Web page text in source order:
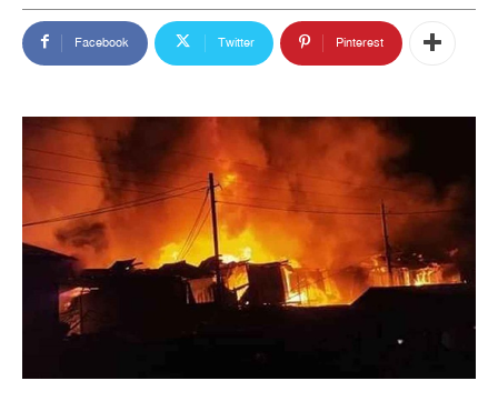
Facebook Twitter Pinterest